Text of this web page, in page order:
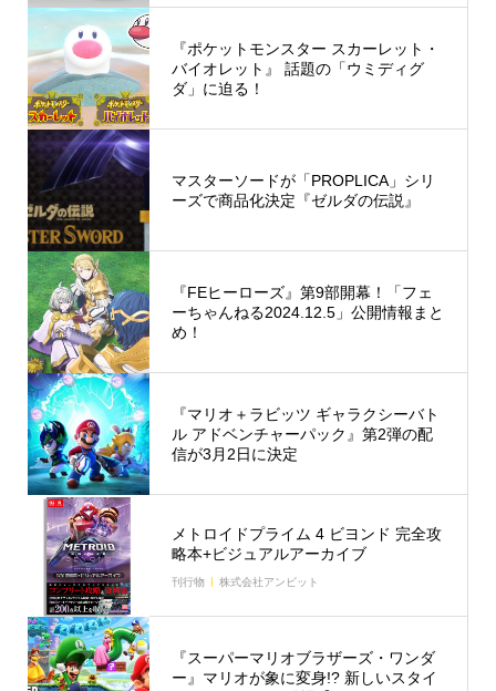
『ポケットモンスター スカーレット・
バイオレット』 話題の「ウミディグ
ダ」に迫る！
マスターソードが「PROPLICA」シリ
ーズで商品化決定『ゼルダの伝説』
『FEヒーローズ』第9部開幕！「フェ
ーちゃんねる2024.12.5」公開情報まと
め！
『マリオ＋ラビッツ ギャラクシーバト
ル アドベンチャーパック』第2弾の配
信が3月2日に決定
メトロイドプライム 4 ビヨンド 完全攻
略本+ビジュアルアーカイブ
刊行物 株式会社アンビット
『スーパーマリオブラザーズ・ワンダ
ー』マリオが象に変身!? 新しいスタイ